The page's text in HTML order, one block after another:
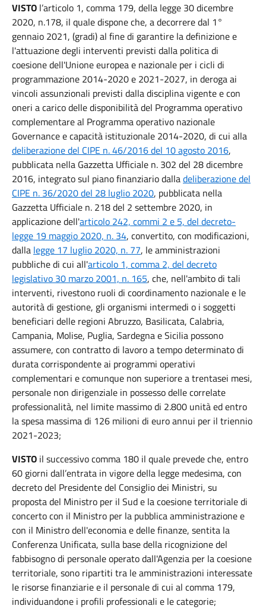
VISTO l’articolo 1, comma 179, della legge 30 dicembre
2020, n.178, il quale dispone che, a decorrere dal 1°
gennaio 2021, (gradi) al fine di garantire la definizione e
l'attuazione degli interventi previsti dalla politica di
coesione dell'Unione europea e nazionale per i cicli di
programmazione 2014-2020 e 2021-2027, in deroga ai
vincoli assunzionali previsti dalla disciplina vigente e con
oneri a carico delle disponibilità del Programma operativo
complementare al Programma operativo nazionale
Governance e capacità istituzionale 2014-2020, di cui alla
deliberazione del CIPE n. 46/2016 del 10 agosto 2016,
pubblicata nella Gazzetta Ufficiale n. 302 del 28 dicembre
2016, integrato sul piano finanziario dalladeliberazione del
CIPE n. 36/2020 del 28 luglio 2020, pubblicata nella
Gazzetta Ufficiale n. 218 del 2 settembre 2020, in
applicazione dell'articolo 242, commi 2 e 5, del decreto-
legge 19 maggio 2020, n. 34, convertito, con modificazioni,
dalla legge 17 luglio 2020, n. 77, le amministrazioni
pubbliche di cui all'articolo 1, comma 2, del decreto
legislativo 30 marzo 2001, n. 165, che, nell'ambito di tali
interventi, rivestono ruoli di coordinamento nazionale e le
autorità di gestione, gli organismi intermedi o i soggetti
beneficiari delle regioni Abruzzo, Basilicata, Calabria,
Campania, Molise, Puglia, Sardegna e Sicilia possono
assumere, con contratto di lavoro a tempo determinato di
durata corrispondente ai programmi operativi
complementari e comunque non superiore a trentasei mesi,
personale non dirigenziale in possesso delle correlate
professionalità, nel limite massimo di 2.800 unità ed entro
la spesa massima di 126 milioni di euro annui per il triennio
2021-2023;
VISTO il successivo comma 180 il quale prevede che, entro
60 giorni dall’entrata in vigore della legge medesima, con
decreto del Presidente del Consiglio dei Ministri, su
proposta del Ministro per il Sud e la coesione territoriale di
concerto con il Ministro per la pubblica amministrazione e
con il Ministro dell'economia e delle finanze, sentita la
Conferenza Unificata, sulla base della ricognizione del
fabbisogno di personale operato dall'Agenzia per la coesione
territoriale, sono ripartiti tra le amministrazioni interessate
le risorse finanziarie e il personale di cui al comma 179,
individuandone i profili professionali e le categorie;